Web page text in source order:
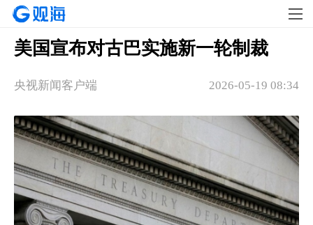
美国宣布对古巴实施新一轮制裁
2026-05-19 08:34
央视新闻客户端